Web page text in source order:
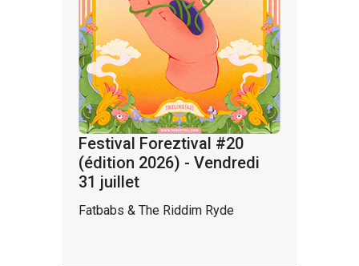
Festival Foreztival #20
(édition 2026) - Vendredi
31 juillet
Fatbabs & The Riddim Ryde